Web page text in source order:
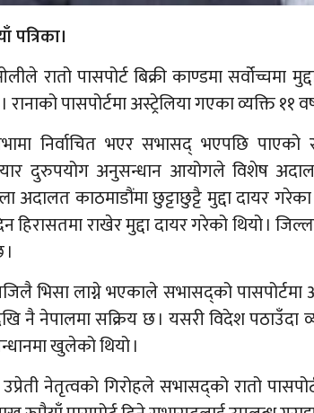
पत्रिका।
रातो पासपोर्ट बिक्री काण्डमा सर्वोच्चमा
पासपोर्टमा अस्ट्रेलिया गएका व्यक्ति ११
निर्वाचित भएर सभासद् भएपछि पाएको
दुरुपयोग अनुसन्धान आयोगले विशेष
अदालत काठमाडौंमा छुट्टाछुट्टै मुद्दा दायर
हिरासतमा राखेर मुद्दा दायर गरेको थियो ।
भिसा लाग्ने भएकाले सभासद्को
नै नेपालमा सक्रिय छ । यसरी विदेश
खुलेको थियो ।
नेतृत्वको गिरोहले सभासद्को रातो